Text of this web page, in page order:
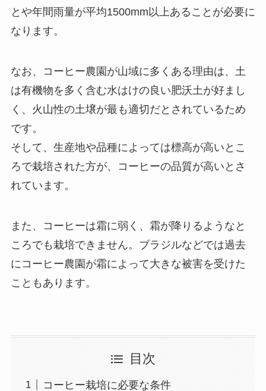
とや年間雨量が平均1500mm以上あることが必要に
なります。
なお、コーヒー農園が山域に多くある理由は、土
は有機物を多く含む水はけの良い肥沃土が好まし
く、火山性の土壌が最も適切だとされているため
です。
そして、生産地や品種によっては標高が高いとこ
ろで栽培された方が、コーヒーの品質が高いとさ
れています。
また、コーヒーは霜に弱く、霜が降りるようなと
ころでも栽培できません。ブラジルなどでは過去
にコーヒー農園が霜によって大きな被害を受けた
こともあります。
目次
コーヒー栽培に必要な条件